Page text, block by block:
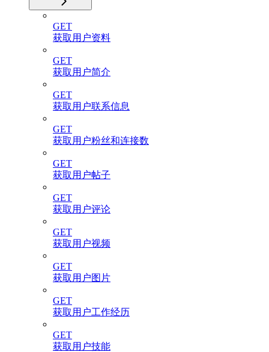
GET
获取用户资料
GET
获取用户简介
GET
获取用户联系信息
GET
获取用户粉丝和连接数
GET
获取用户帖子
GET
获取用户评论
GET
获取用户视频
GET
获取用户图片
GET
获取用户工作经历
GET
获取用户技能